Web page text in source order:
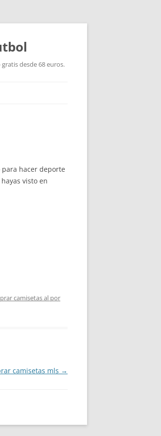
desde 68 euros.
hacer deporte
visto en
camisetas al por
camisetas mls →